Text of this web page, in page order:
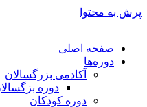
پرش به محتوا
صفحه اصلی
دوره‌ها
آکادمی بزرگسالان
دوره
دوره کودکان